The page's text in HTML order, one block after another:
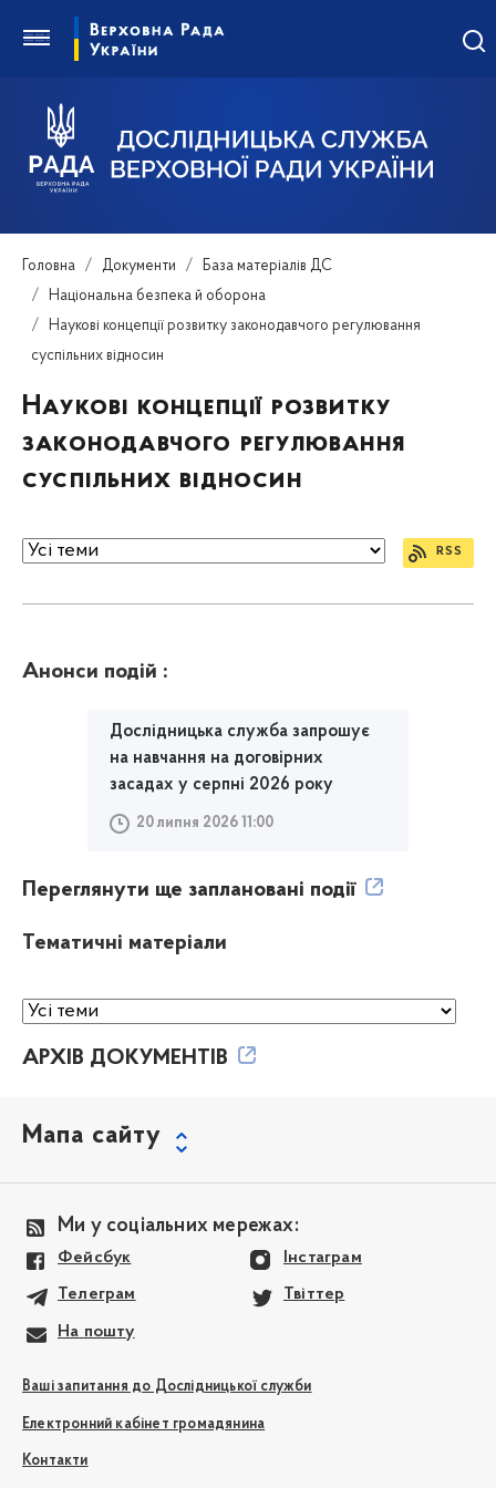
Головна Документи
База матеріалів ДС
Національна безпека й оборона
Науковi концепції розвитку законодавчого регулювання
суспільних відносин
Науковi концепції розвитку
законодавчого регулювання
суспільних відносин
RSS
Анонси подій :
Дослідницька служба запрошує
на навчання на договірних
засадах у серпні 2026 року
20 липня 2026 11:00
Переглянути ще заплановані події
Тематичні матеріали
АРХІВ ДОКУМЕНТІВ
Мапа сайту
Ми у соціальних мережах:
Фейсбук Інстаграм
Телеграм Твіттер
На пошту
Ваші запитання до Дослідницької служби
Електронний кабінет громадянина
Контакти